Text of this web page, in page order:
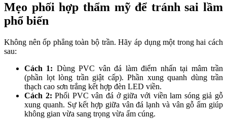
Mẹo phối hợp thẩm mỹ để tránh sai lầm
phổ biến
Không nên ốp phẳng toàn bộ trần. Hãy áp dụng một trong hai cách
sau:
Cách 1: Dùng PVC vân đá làm điểm nhấn tại mâm trần
(phần lọt lòng trần giật cấp). Phần xung quanh dùng trần
thạch cao sơn trắng kết hợp đèn LED viền.
Cách 2: Phối PVC vân đá ở giữa với viền lam sóng giả gỗ
xung quanh. Sự kết hợp giữa vân đá lạnh và vân gỗ ấm giúp
không gian vừa sang trọng vừa ấm cúng.